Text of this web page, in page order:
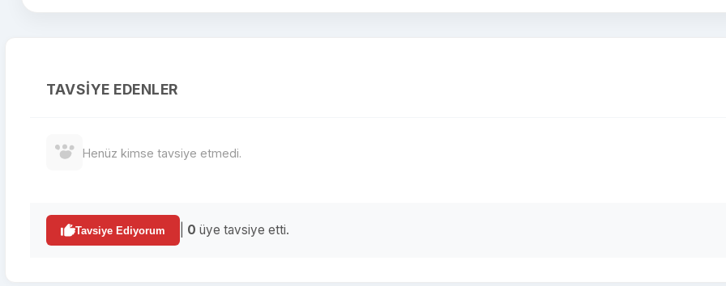
TAVSIYE EDENLER
Henüz kimse tavsiye etmedi.
Tavsiye Ediyorum 0 üye tavsiye etti.